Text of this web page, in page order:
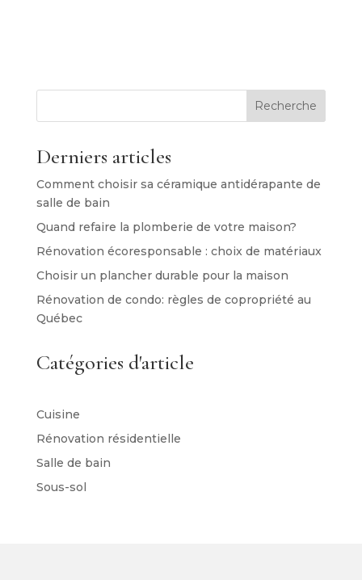
Recherche
Derniers articles
Comment choisir sa céramique antidérapante de
salle de bain
Quand refaire la plomberie de votre maison?
Rénovation écoresponsable : choix de matériaux
Choisir un plancher durable pour la maison
Rénovation de condo: règles de copropriété au
Québec
Catégories d'article
Cuisine
Rénovation résidentielle
Salle de bain
Sous-sol